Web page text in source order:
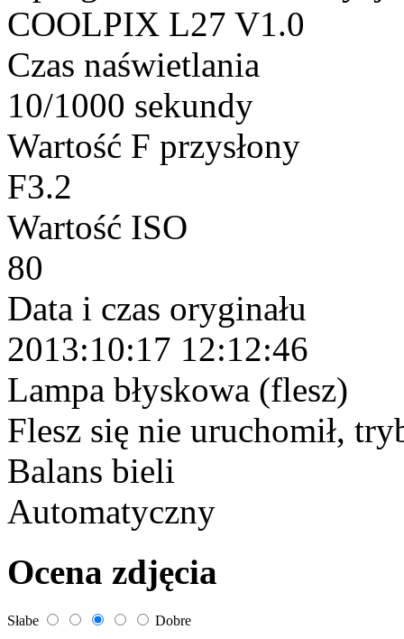
COOLPIX L27 V1.0
Czas naświetlania
10/1000 sekundy
Wartość F przysłony
F3.2
Wartość ISO
80
Data i czas oryginału
2013:10:17 12:12:46
Lampa błyskowa (flesz)
Flesz się nie uruchomił,
Balans bieli
Automatyczny
Ocena zdjęcia
Słabe Dobre